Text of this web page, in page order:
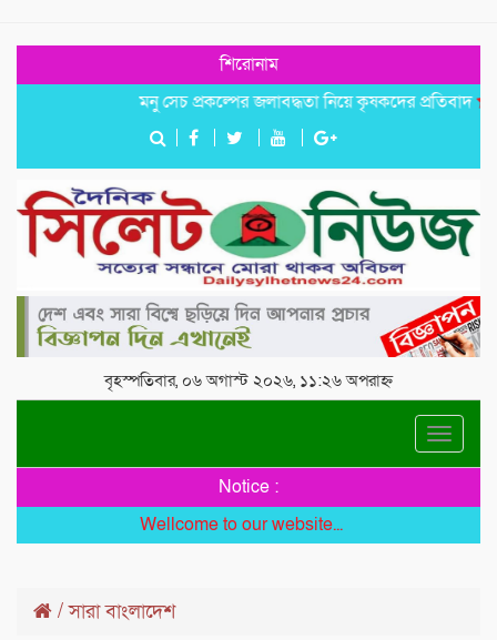
শিরোনাম
মনু সেচ প্রকল্পের জলাবদ্ধতা নিয়ে কৃষকদের প্রতিবাদ
বৃহস্পতিবার, ০৬ অগাস্ট ২০২৬, ১১:২৬ অপরাহ্ন
Toggle
Notice :
Wellcome to our website...
/সারা বাংলাদেশ